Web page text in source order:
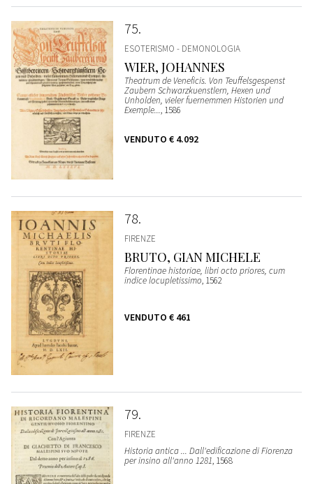
75
ESOTERISMO - DEMONOLOGIA
WIER, JOHANNES
Theatrum de Veneficis. Von Teuffelsgespenst
Zaubern Schwarzkuenstlern, Hexen und
Unholden, vieler fuernemmen Historien und
Exemple..., 1586
VENDUTO € 4.092
78
FIRENZE
BRUTO, GIAN MICHELE
Florentinae historiae, libri octo priores, cum
indice locupletissimo, 1562
VENDUTO € 461
79
FIRENZE
Historia antica ... Dall'edificazione di Fiorenza
per insino all'anno 1281, 1568